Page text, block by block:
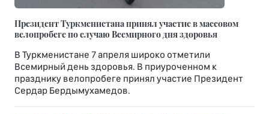
Президент Туркменистана принял участие в массовом
велопробеге по случаю Всемирного дня здоровья
В Туркменистане 7 апреля широко отметили
Всемирный день здоровья. В приуроченном к
празднику велопробеге принял участие Президент
Сердар Бердымухамедов.